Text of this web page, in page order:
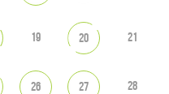
19 20 21
26 27 28